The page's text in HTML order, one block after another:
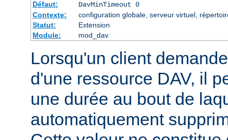
Défaut:
DavMinTimeout 0
Contexte:
configuration globale, serveur virtuel,
Statut:
Extension
Module:
mod_dav
Lorsqu'un client
d'une ressource DAV, il
une durée au bout de
automatiquement